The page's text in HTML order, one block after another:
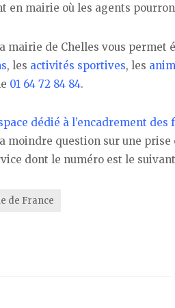
en mairie où les agents
mairie de Chelles vous permet
, les activités sportives, les
01 64 72 84 84.
dédié à l’encadrement
moindre question sur une
dont le numéro est le
de France